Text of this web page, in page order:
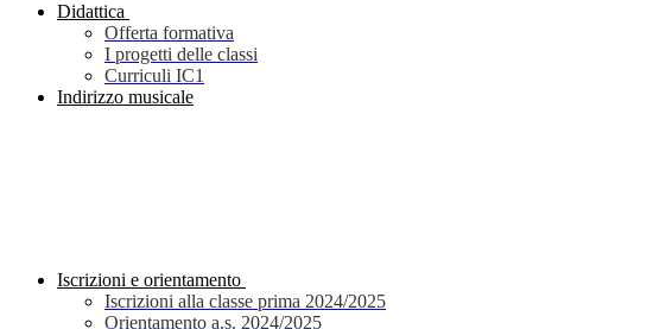
Didattica
Offerta formativa
I progetti delle classi
Curriculi IC1
Indirizzo musicale
Iscrizioni e orientamento
Iscrizioni alla classe prima 2024/2025
Orientamento a.s. 2024/2025